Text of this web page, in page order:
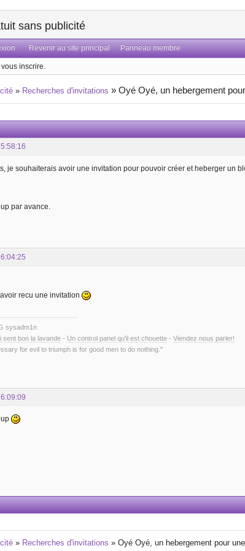
sans publicité
Revenir au site principal Panneau membre
inscrire.
» Recherches d'invitations »Oyé Oyé, un hebergement
je souhaiterais avoir une invitation pour pouvoir créer et heberger un
par avance.
recu une invitation
sysadm1n
sent bon la lavande - Un control panel qu'il est chouette - Viendez nous parler!
for evil to triumph is for good men to do nothing."
» Recherches d'invitations »Oyé Oyé, un hebergement pour